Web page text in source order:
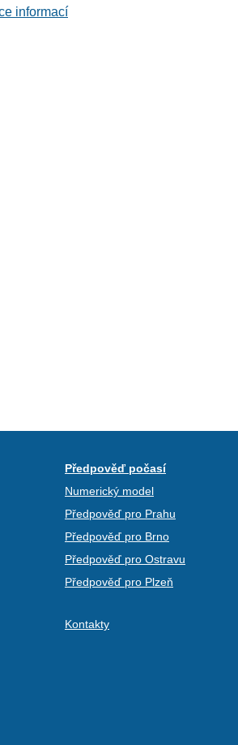
informací
Předpověď počasí
Numerický model
Předpověď pro Prahu
Předpověď pro Brno
Předpověď pro Ostravu
Předpověď pro Plzeň
Kontakty